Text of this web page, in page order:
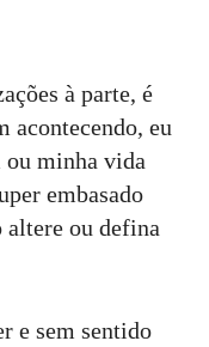
à parte, é
acontecendo, eu
ou minha vida
embasado
altere ou defina
e sem sentido